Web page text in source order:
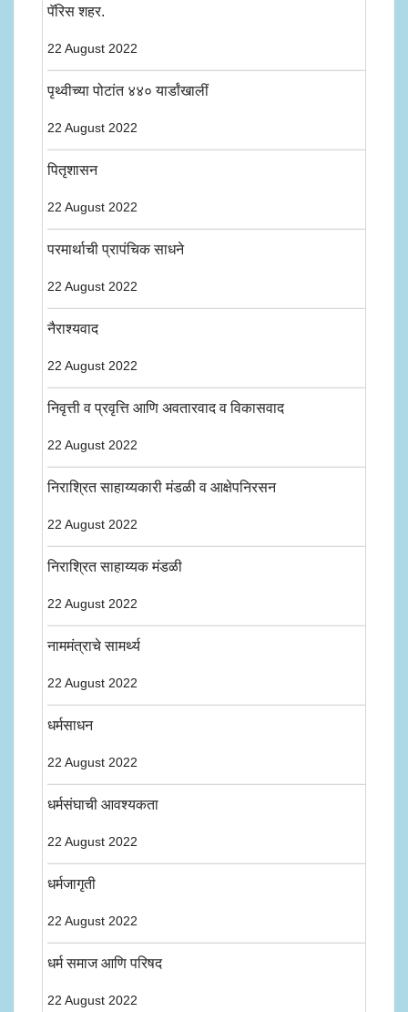
पॅरिस शहर.
22 August 2022
पृथ्वीच्या पोटांत ४४० यार्डांखालीं
22 August 2022
पितृशासन
22 August 2022
परमार्थाची प्रापंचिक साधने
22 August 2022
नैराश्यवाद
22 August 2022
निवृत्ती व प्रवृत्ति आणि अवतारवाद व विकासवाद
22 August 2022
निराश्रित साहाय्यकारी मंडळी व आक्षेपनिरसन
22 August 2022
निराश्रित साहाय्यक मंडळी
22 August 2022
नाममंत्राचे सामर्थ्य
22 August 2022
धर्मसाधन
22 August 2022
धर्मसंघाची आवश्यकता
22 August 2022
धर्मजागृती
22 August 2022
धर्म समाज आणि परिषद
22 August 2022